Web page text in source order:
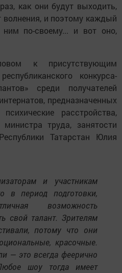
как они будут выходить,
волнения, и поэтому каждый
ним по-своему... и вот оно,
к присутствующим
конкурса-
среди получателей
предназначенных
расстройства,
труда, занятости
Татарстан Юлия
и участникам
в период подготовки,
возможность
свой талант. Зрителям
потому что они
красочные.
— это всегда феерично
шоу тогда имеет